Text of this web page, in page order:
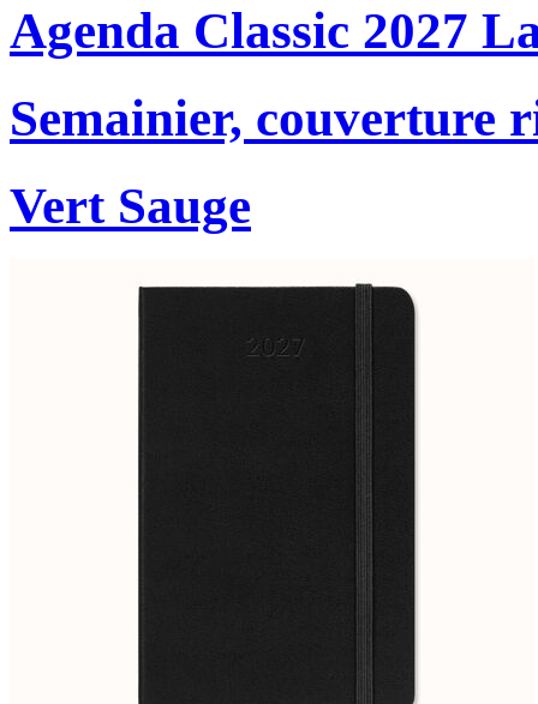
Agenda Classic 2027
Semainier, couverture
Vert Sauge